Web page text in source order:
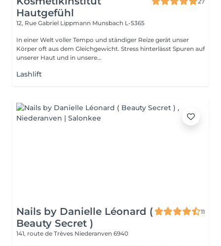
Hautgefühl
12, Rue Gabriel Lippmann Munsbach L-5365
In einer Welt voller Tempo und ständiger Reize gerät unser
Körper oft aus dem Gleichgewicht. Stress hinterlässt Spuren auf
unserer Haut und in unsere...
Lashlift
Nails by Danielle Léonard (
Beauty Secret )
11
141, route de Trèves Niederanven 6940